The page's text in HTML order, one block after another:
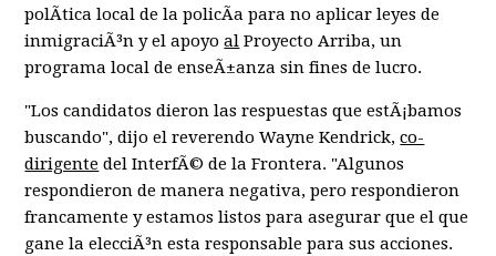
polÃ­tica local de la policÃ­a para no aplicar leyes de
inmigraciÃ³n y el apoyoal Proyecto Arriba, un
programa local de enseÃ±anza sin fines de lucro.
"Los candidatos dieron las respuestas que estÃ¡bamos
buscando", dijo el reverendo Wayne Kendrick,co-
dirigente del InterfÃ© de la Frontera. "Algunos
respondieron de manera negativa, pero respondieron
francamente y estamos listos para asegurar que el que
gane la elecciÃ³n esta responsable para sus acciones.